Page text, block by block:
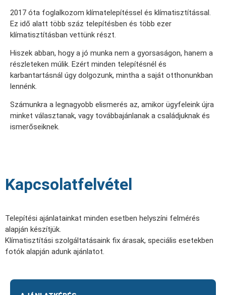
2017 óta foglalkozom klímatelepítéssel és klímatisztítással.
Ez idő alatt több száz telepítésben és több ezer
klímatisztításban vettünk részt.
Hiszek abban, hogy a jó munka nem a gyorsaságon, hanem a
részleteken múlik. Ezért minden telepítésnél és
karbantartásnál úgy dolgozunk, mintha a saját otthonunkban
lennénk.
Számunkra a legnagyobb elismerés az, amikor ügyfeleink újra
minket választanak, vagy továbbajánlanak a családjuknak és
ismerőseiknek.
Kapcsolatfelvétel
Telepítési ajánlatainkat minden esetben helyszíni felmérés
alapján készítjük.
Klímatisztítási szolgáltatásaink fix árasak, speciális esetekben
fotók alapján adunk ajánlatot.